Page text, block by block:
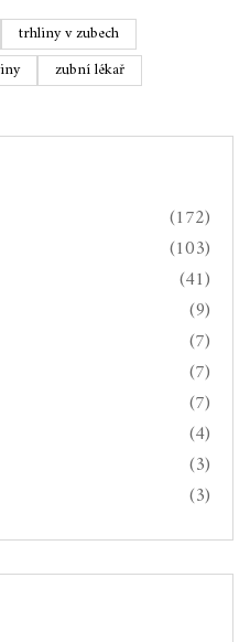
trhliny v zubech
zubní lékař
(172)
(103)
(41)
(9)
(7)
(7)
(7)
(4)
(3)
(3)